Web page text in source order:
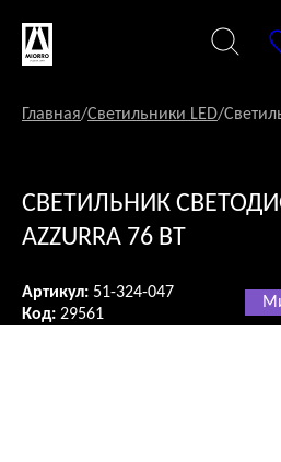
содержанию
Главная/Светильники LED/
СВЕТИЛЬНИК
AZZURRA 76 ВТ
Артикул: 51-324-047
Код: 29561